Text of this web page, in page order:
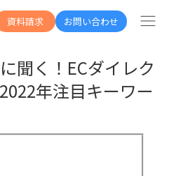
資料請求 お問い合わせ
聞く！ECダイレク
年注目キーワー